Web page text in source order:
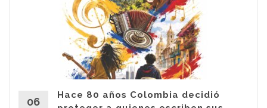
06
Hace 80 años Colombia decidió